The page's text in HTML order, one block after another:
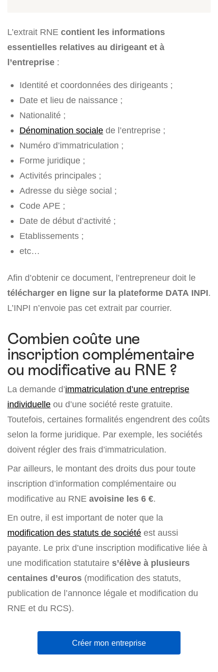
L’extrait RNE contient les informations
essentielles relatives au dirigeant et à
l’entreprise :
Identité et coordonnées des dirigeants ;
Date et lieu de naissance ;
Nationalité ;
Dénomination sociale de l’entreprise ;
Numéro d’immatriculation ;
Forme juridique ;
Activités principales ;
Adresse du siège social ;
Code APE ;
Date de début d’activité ;
Etablissements ;
etc…
Afin d’obtenir ce document, l’entrepreneur doit le
télécharger en ligne sur la plateforme DATA INPI.
L’INPI n’envoie pas cet extrait par courrier.
Combien coûte une
inscription complémentaire
ou modificative au RNE ?
La demande d’immatriculation d’une entreprise
individuelle ou d’une société reste gratuite.
Toutefois, certaines formalités engendrent des coûts
selon la forme juridique. Par exemple, les sociétés
doivent régler des frais d’immatriculation.
Par ailleurs, le montant des droits dus pour toute
inscription d’information complémentaire ou
modificative au RNE avoisine les 6 €.
En outre, il est important de noter que la
modification des statuts de société est aussi
payante. Le prix d’une inscription modificative liée à
une modification statutaire s’élève à plusieurs
centaines d’euros (modification des statuts,
publication de l’annonce légale et modification du
RNE et du RCS).
Créer mon entreprise